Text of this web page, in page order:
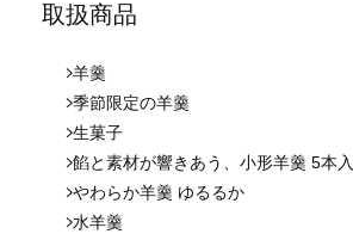
取扱商品
羊羹
季節限定の羊羹
生菓子
餡と素材が響きあう、小形羊羹 5本入
やわらか羊羹 ゆるるか
水羊羹